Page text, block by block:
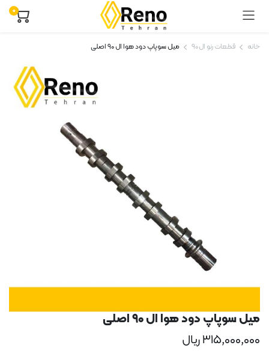
۰
خانه قطعات رنو ال ۹۰ میل سوپاپ دود هوا ال ۹۰ اصلی
میل سوپاپ دود هوا ال ۹۰ اصلی
۳۱۵,۰۰۰,۰۰۰ریال